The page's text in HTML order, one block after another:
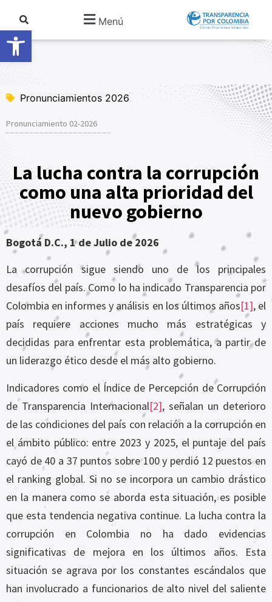
Abrir barra de herramientas
Menú
Pronunciamientos 2026
Pronunciamiento 02-2026
La lucha contra la corrupción
como una alta prioridad del
nuevo gobierno
Bogotá D.C., 1 de Julio de 2026
La corrupción sigue siendo uno de los principales
desafíos del país. Como lo ha indicado Transparencia por
Colombia en informes y análisis en los últimos años[1], el
país requiere acciones mucho más estratégicas y
decididas para enfrentar esta problemática, a partir de
un liderazgo ético desde el más alto gobierno.
Indicadores como el Índice de Percepción de Corrupción
de Transparencia Internacional[2], señalan un deterioro
de las condiciones del país con relación a la corrupción en
el ámbito público: entre 2023 y 2025, el puntaje del país
cayó de 40 a 37 puntos sobre 100 y perdió 12 puestos en
el ranking global. Si no se incorpora un cambio drástico
en la manera como se aborda esta situación, es posible
que esta tendencia negativa continue. La lucha contra la
corrupción en Colombia no ha dado evidencias
significativas de mejora en los últimos años. Esta
situación se agrava por los constantes escándalos que
han involucrado a funcionarios de alto nivel del saliente